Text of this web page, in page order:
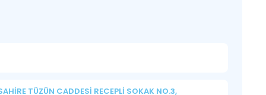
TÜZÜN CADDESİ RECEPLİ SOKAK NO.3,